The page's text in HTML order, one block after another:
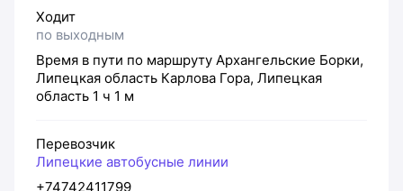
Ходит
по выходным
Время в пути по маршруту Архангельские Борки,
Липецкая область Карлова Гора, Липецкая
область 1 ч 1 м
Перевозчик
Липецкие автобусные линии
+74742411799